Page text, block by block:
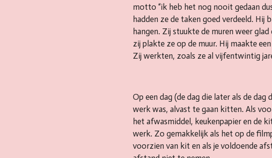
motto “ik heb het nog nooit gedaan
hadden ze de taken goed verdeeld.
hangen. Zij stuukte de muren weer
zij plakte ze op de muur. Hij maakte
Zij werkten, zoals ze al vijfentwintig
Op een dag (de dag die later als de
werk was, alvast te gaan kitten. Als
het afwasmiddel, keukenpapier en de
werk. Zo gemakkelijk als het op de
voorzien van kit en als je voldoende